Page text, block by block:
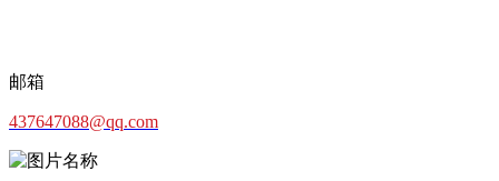
邮箱
437647088@qq.com